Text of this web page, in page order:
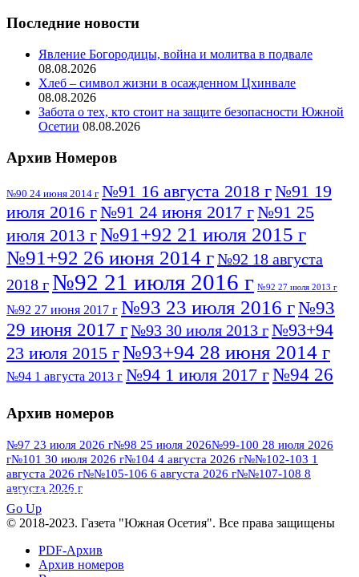
Последние новости
Явление Богородицы, война и молитва в подвале
08.08.2026
Хлеб – символ жизни в осажденном Цхинвале
08.08.2026
Забота о тех, кто стоит на защите безопасности Южной
Осетии 08.08.2026
Архив Номеров
№90 24 июня 2014 г №91 16 августа 2018 г№91 19
июля 2016 г№91 24 июня 2017 г№91 25
июля 2013 г№91+92 21 июля 2015 г
№91+92 26 июня 2014 г№92 18 августа
2018 г№92 21 июля 2016 г №92 27 июля 2013 г
№92 27 июня 2017 г №93 23 июля 2016 г№93
29 июня 2017 г№93 30 июля 2013 г№93+94
23 июля 2015 г№93+94 28 июня 2014 г
№94 1 августа 2013 г №94 1 июля 2017 г№94 26
№95 7 августа 2012 г
№95 28 июля 2016 г №95+96 3 августа
2013 г№96 6 июля 2017 г№96 9 августа
2012 г №96 28 июля 2015 г
№96+97 30 июля 2016 г
№97 11 августа 2012 г
№97 30 июля 2015 г
Архив номеров
№97 23 июля 2026 г№98 25 июля 2026№99-100 28 июля 2026
г№101 30 июля 2026 г№104 4 августа 2026 г№№102-103 1
августа 2026 г№№105-106 6 августа 2026 г№№107-108 8
августа 2026 г
ПОСМОТРЕТЬ ВСЕ
Go Up
© 2018-2023. Газета "Южная Осетия". Все права защищены
PDF-Архив
Архив номеров